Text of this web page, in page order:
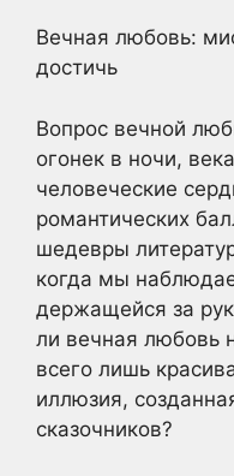
Вечная любовь:
достичь
Вопрос вечной
огонек в ночи,
человеческие
романтических
шедевры
когда мы
держащейся за
ли вечная любовь
всего лишь
иллюзия,
сказочников?